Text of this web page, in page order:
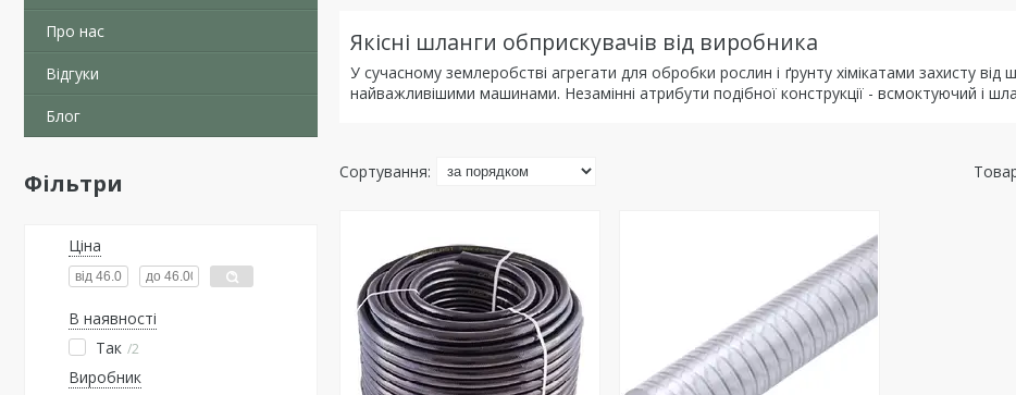
Про нас
Відгуки
Блог
Фільтри
Ціна
В наявності
Так 2
Виробник
Якісні шланги обприскувачів від виробника
У сучасному землеробстві агрегати для обробки рослин і ґрунту хімікатами захисту
найважливішими машинами. Незамінні атрибути подібної конструкції - всмоктуючий і